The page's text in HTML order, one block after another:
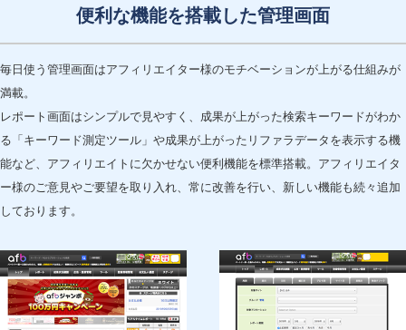
便利な機能を搭載した管理画面
毎日使う管理画面はアフィリエイター様のモチベーションが上がる仕組みが
満載。
レポート画面はシンプルで見やすく、成果が上がった検索キーワードがわか
る「キーワード測定ツール」や成果が上がったリファラデータを表示する機
能など、アフィリエイトに欠かせない便利機能を標準搭載。アフィリエイタ
ー様のご意見やご要望を取り入れ、常に改善を行い、新しい機能も続々追加
しております。